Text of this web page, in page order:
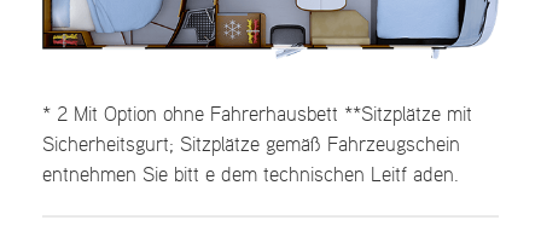
* 2 Mit Option ohne Fahrerhausbett **Sitzplätze mit
Sicherheitsgurt; Sitzplätze gemäß Fahrzeugschein
entnehmen Sie bitt e dem technischen Leitf aden.